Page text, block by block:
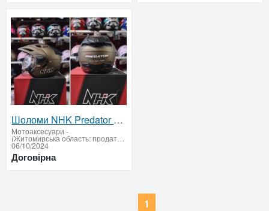
Шоломи NHK Predator Crypton Solid з подвоєним візором – оригінал
Мотоаксесуари -
(Житомирська область: продати купити)
06/10/2024
Договірна
1